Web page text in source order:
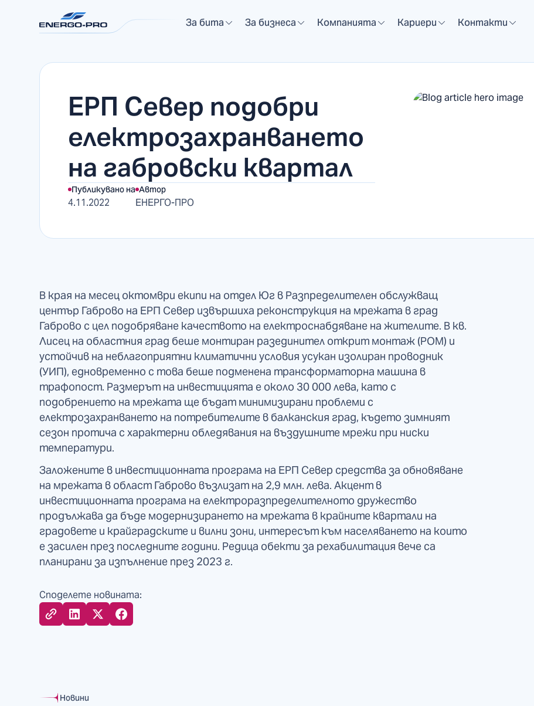
За бита За бизнеса Компанията Кариери Контакти
ЕРП Север подобри
електрозахранването
на габровски квартал
Публикувано на
4.11.2022
Автор
ЕНЕРГО-ПРО
В края на месец октомври екипи на отдел Юг в Разпределителен обслужващ
център Габрово на ЕРП Север извършиха реконструкция на мрежата в град
Габрово с цел подобряване качеството на електроснабдяване на жителите. В кв.
Лисец на областния град беше монтиран разединител открит монтаж (РОМ) и
устойчив на неблагоприятни климатични условия усукан изолиран проводник
(УИП), едновременно с това беше подменена трансформаторна машина в
трафопост. Размерът на инвестицията е около 30 000 лева, като с
подобрението на мрежата ще бъдат минимизирани проблеми с
електрозахранването на потребителите в балканския град, където зимният
сезон протича с характерни обледявания на въздушните мрежи при ниски
температури.
Заложените в инвестиционната програма на ЕРП Север средства за обновяване
на мрежата в област Габрово възлизат на 2,9 млн. лева. Акцент в
инвестиционната програма на електроразпределителното дружество
продължава да бъде модернизирането на мрежата в крайните квартали на
градовете и крайградските и вилни зони, интересът към населяването на които
е засилен през последните години. Редица обекти за рехабилитация вече са
планирани за изпълнение през 2023 г.
Споделете новината:
Новини